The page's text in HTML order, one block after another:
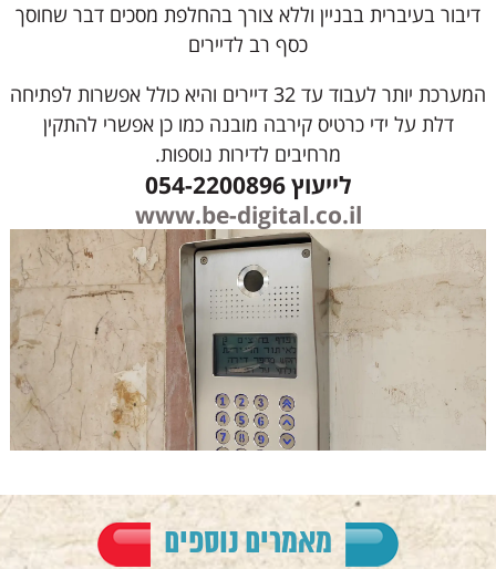
דיבור בעיברית בבניין וללא צורך בהחלפת מסכים דבר שחוסך
כסף רב לדיירים
המערכת יותר לעבוד עד 32 דיירים והיא כולל אפשרות לפתיחה
דלת על ידי כרטיס קירבה מובנה כמו כן אפשרי להתקין
מרחיבים לדירות נוספות.
לייעוץ 054-2200896
www.be-digital.co.il
מאמרים נוספים